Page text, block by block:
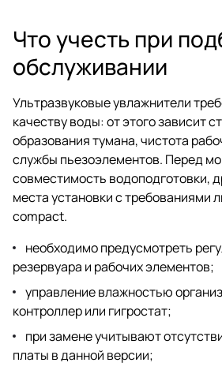
Что учесть при
обслуживании
Ультразвуковые увлажнители
качеству воды: от этого зависит
образования тумана, чистота
службы пьезоэлементов. Перед
совместимость водоподготовки,
места установки с требованиями
compact.
необходимо предусмотреть
резервуара и рабочих элементов;
управление влажностью
контроллер или гигростат;
при замене учитывают
платы в данной версии;